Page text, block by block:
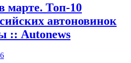
марте. Топ-10
автоновинок
:: Autonews